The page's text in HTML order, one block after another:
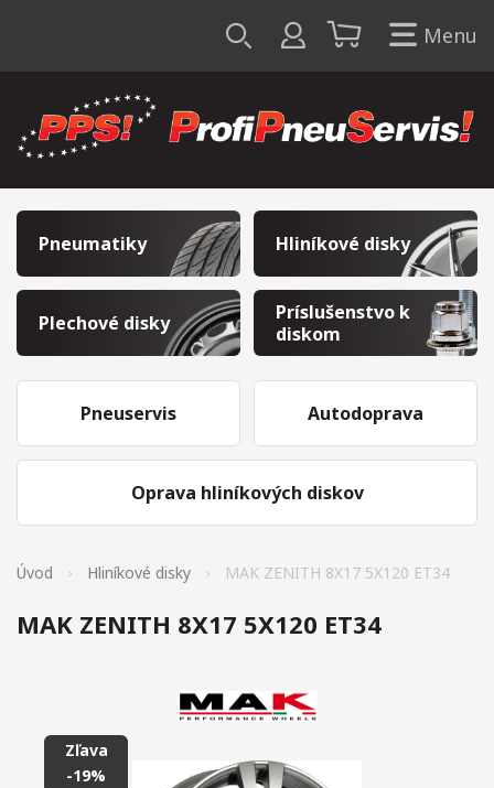
Menu
Pneumatiky Hliníkové disky
Plechové disky
Príslušenstvo k
diskom
Pneuservis
Oprava hliníkových diskov
Autodoprava
Úvod Hliníkové disky MAK ZENITH 8X17 5X120 ET34
MAK ZENITH 8X17 5X120 ET34
Zľava
-19%